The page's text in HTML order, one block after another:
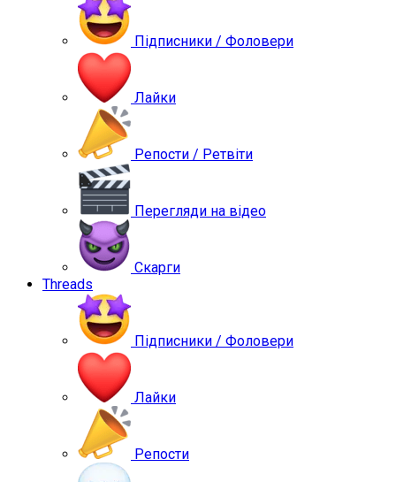
Підписники / Фоловери
Лайки
Репости / Ретвіти
Перегляди на відео
Скарги
Threads
Підписники / Фоловери
Лайки
Репости